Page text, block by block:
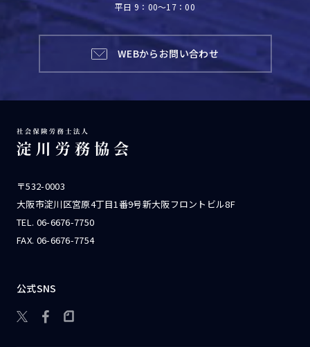
平日 9：00～17：00
WEBからお問い合わせ
〒532-0003
大阪市淀川区宮原4丁目1番9号新大阪フロントビル8F
TEL. 06-6676-7750
FAX. 06-6676-7754
公式SNS
